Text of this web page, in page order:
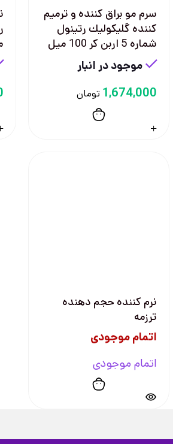
سرم مو براق كننده و ترميم
كننده گليكوليك رتينول
شماره 5 اربن كر 100 ميل
موجود در انبار
1,674,000 تومان
نرم کننده حجم دهنده
ترزمه
اتمام موجودی
اتمام موجودی